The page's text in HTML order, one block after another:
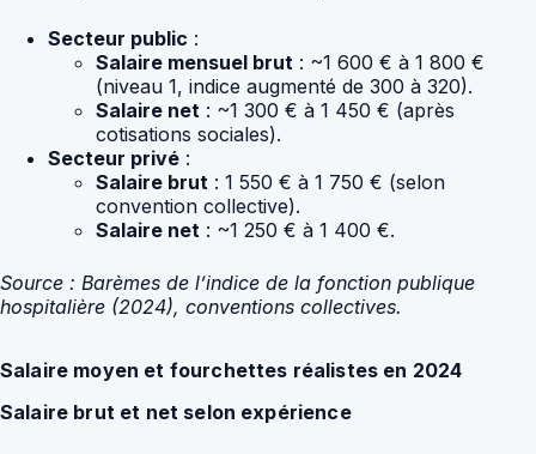
Secteur public :
Salaire mensuel brut : ~1 600 € à 1 800 €
(niveau 1, indice augmenté de 300 à 320).
Salaire net : ~1 300 € à 1 450 € (après
cotisations sociales).
Secteur privé :
Salaire brut : 1 550 € à 1 750 € (selon
convention collective).
Salaire net : ~1 250 € à 1 400 €.
Source : Barèmes de l’indice de la fonction publique
hospitalière (2024), conventions collectives.
Salaire moyen et fourchettes réalistes en 2024
Salaire brut et net selon expérience